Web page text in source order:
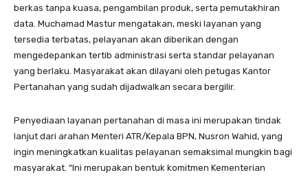
berkas tanpa kuasa, pengambilan produk, serta pemutakhiran
data. Muchamad Mastur mengatakan, meski layanan yang
tersedia terbatas, pelayanan akan diberikan dengan
mengedepankan tertib administrasi serta standar pelayanan
yang berlaku. Masyarakat akan dilayani oleh petugas Kantor
Pertanahan yang sudah dijadwalkan secara bergilir.
Penyediaan layanan pertanahan di masa ini merupakan tindak
lanjut dari arahan Menteri ATR/Kepala BPN, Nusron Wahid, yang
ingin meningkatkan kualitas pelayanan semaksimal mungkin bagi
masyarakat. “Ini merupakan bentuk komitmen Kementerian